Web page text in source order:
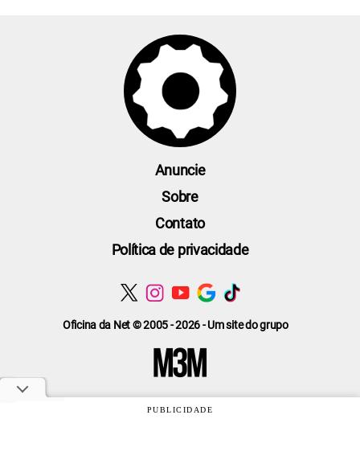
Oficina da Net © 2005 - 2026 - Um site do grupo
Anuncie
Sobre
Contato
Política de privacidade
PUBLICIDADE